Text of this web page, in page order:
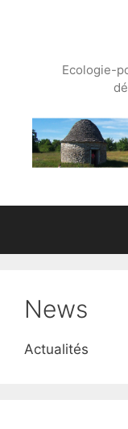
Ecologie-
News
Actualités